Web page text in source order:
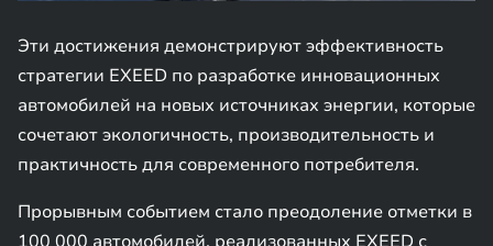
Эти достижения демонстрируют эффективность
стратегии EXEED по разработке инновационных
автомобилей на новых источниках энергии, которые
сочетают экологичность, производительность и
практичность для современного потребителя.
Прорывным событием стало преодоление отметки в